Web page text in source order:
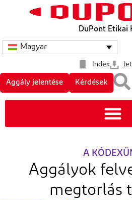
DuPont Etikai
Magyar
Index
Aggály jelentése Kérdések
A
Aggályok
megtorlás